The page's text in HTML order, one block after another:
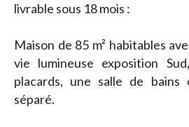
livrable sous 18 mois :
Maison de 85 m² habitables
vie lumineuse exposition
placards, une salle de
séparé.